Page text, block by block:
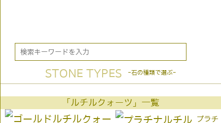
STONE TYPES -石の種類で選ぶ-
「ルチルクォーツ」一覧
プラチ